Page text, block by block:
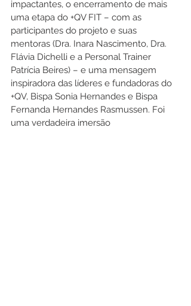
impactantes, o encerramento de mais
uma etapa do +QV FIT – com as
participantes do projeto e suas
mentoras (Dra. Inara Nascimento, Dra.
Flávia Dichelli e a Personal Trainer
Patrícia Beires) – e uma mensagem
inspiradora das líderes e fundadoras do
+QV, Bispa Sonia Hernandes e Bispa
Fernanda Hernandes Rasmussen. Foi
uma verdadeira imersão